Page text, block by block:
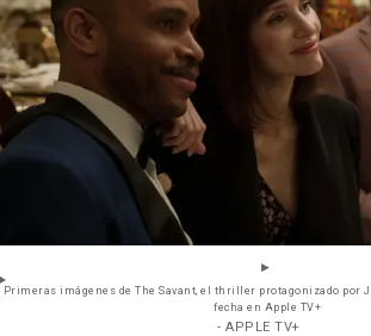
Primeras imágenes de The Savant, el thriller protagonizado por
fecha en Apple TV+
- APPLE TV+